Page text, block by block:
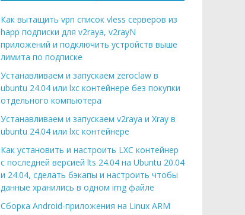
Как вытащить vpn список vless серверов из
happ подписки для v2raya, v2rayN
приложений и подключить устройств выше
лимита по подписке
Устанавливаем и запускаем zeroclaw в
ubuntu 24.04 или lxc контейнере без покупки
отдельного компьютера
Устанавливаем и запускаем v2raya и Xray в
ubuntu 24.04 или lxc контейнере
Как установить и настроить LXC контейнер
с последней версией lts 24.04 на Ubuntu 20.04
и 24.04, сделать бэкапы и настроить чтобы
данные хранились в одном img файле
Сборка Android-приложения на Linux ARM